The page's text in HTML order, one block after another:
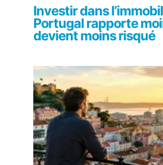
Investir dans
Portugal rapporte
devient moins risqué